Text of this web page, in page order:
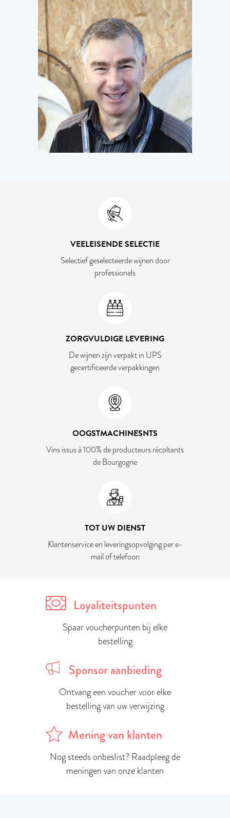
VEELEISENDE SELECTIE
Selectief geselecteerde wijnen door
professionals
ZORGVULDIGE LEVERING
De wijnen zijn verpakt in UPS
gecertificeerde verpakkingen
OOGSTMACHINESNTS
Vins issus à 100% de producteurs récoltants
de Bourgogne
TOT UW DIENST
Klantenservice en leveringsopvolging per e-
mail of telefoon
Loyaliteitspunten
Spaar voucherpunten bij elke
bestelling
Sponsor aanbieding
Ontvang een voucher voor elke
bestelling van uw verwijzing
Mening van klanten
Nog steeds onbeslist? Raadpleeg de
meningen van onze klanten